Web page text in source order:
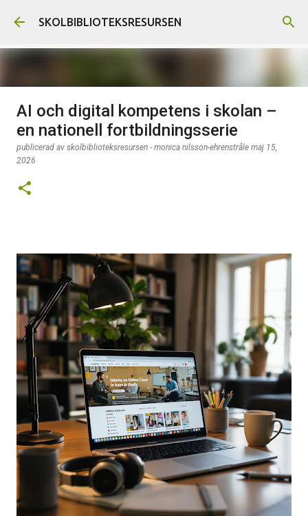
Fortsätt till huvudinnehåll
SKOLBIBLIOTEKSRESURSEN
Sommarlov
publicerad avskolbiblioteksresursen - monica nilsson-ehrenstråle
2026
AI och digital kompetens i skolan –
en nationell fortbildningsserie
publicerad av skolbiblioteksresursen - monica nilsson-ehrenstråle maj 15,
2026